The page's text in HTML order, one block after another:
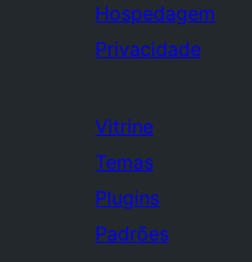
Hospedagem
Privacidade
Vitrine
Temas
Plugins
Padrões